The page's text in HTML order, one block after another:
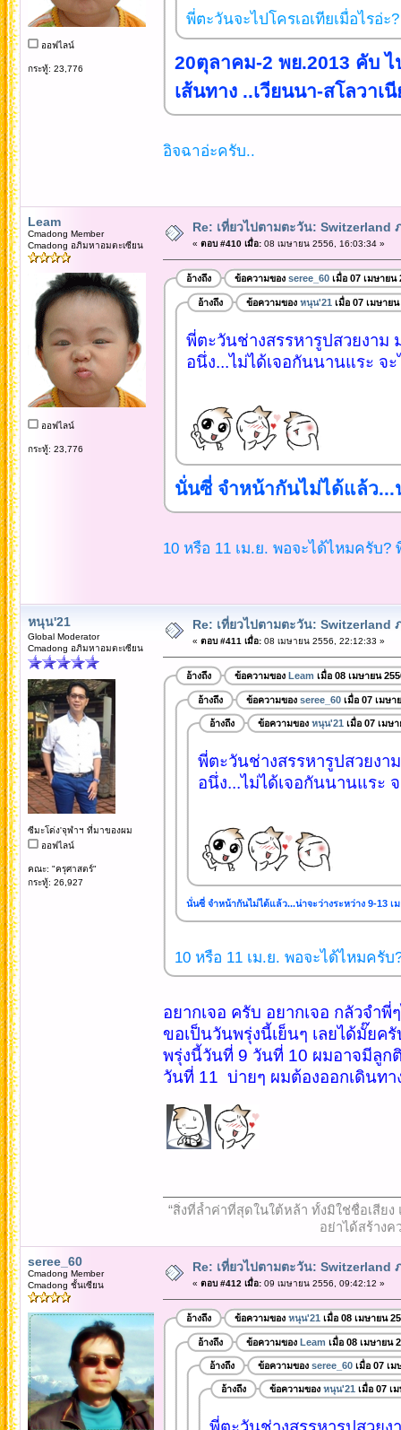
ออฟไลน์
กระทู้: 23,776
พี่ตะวันจะไปโครเอเทียเมื่อไรอ่ะ?
20ตุลาคม-2 พย.2013 คับ
เส้นทาง ..เวียนนา-สโลวาเ
อิจฉาอ่ะครับ..
Leam
Cmadong Member
Cmadong อภิมหาอมตะเซียน
ออฟไลน์
กระทู้: 23,776
Re: เที่ยวไปตามตะวัน: Switzerland
« ตอบ #410 เมื่อ:08 เมษายน 2556, 16:03:34 »
อ้างถึง ข้อความของ seree_60เมื่อ 07 เมษายน
อ้างถึง ข้อความของ หนุน'21 เมื่อ 07 เมษาย
พี่ตะวันช่างสรรหารูปสวยงาม
อนึ่ง...ไม่ได้เจอกันนานแระ จ
นั่นซี่ จำหน้ากันไม่ได้แล้ว...
10 หรือ 11 เม.ย. พอจะได้ไหมครับ?
หนุน'21
Global Moderator
Cmadong อภิมหาอมตะเซียน
ซีมะโด่ง'จุฬาฯ ที่มาของผม
ออฟไลน์
คณะ: "ครุศาสตร์"
กระทู้: 26,927
Re: เที่ยวไปตามตะวัน: Switzerland
« ตอบ #411 เมื่อ:08 เมษายน 2556, 22:12:33 »
อ้างถึง ข้อความของ Leam เมื่อ 08 เมษายน
อ้างถึง ข้อความของ seree_60เมื่อ 07 เมษา
อ้างถึง ข้อความของ หนุน'21 เมื่อ 07 เมษ
พี่ตะวันช่างสรรหารูปสวยงา
อนึ่ง...ไม่ได้เจอกันนานแระ
นั่นซี่ จำหน้ากันไม่ได้แล้ว...น่าจะว่างระหว่าง 9-13 เ
10 หรือ 11 เม.ย. พอจะได้ไหมครับ
อยากเจอ ครับ อยากเจอ กลัวจำพี่
ขอเป็นวันพรุ่งนี้เย็นๆ เลยได้มั๊ยครั
พรุ่งนี้วันที่ 9 วันที่ 10 ผมอาจมีลูก
วันที่ 11 บ่ายๆ ผมต้องออกเดินทา
“สิ่งที่ล้ำค่าที่สุดในใต้หล้า ทั้งมิใช่ชื่อเสีย
อย่าได้สร้างค
seree_60
Cmadong Member
Cmadong ชั้นเซียน
Re: เที่ยวไปตามตะวัน: Switzerland
« ตอบ #412 เมื่อ:09 เมษายน 2556, 09:42:12 »
อ้างถึง ข้อความของ หนุน'21 เมื่อ 08 เมษายน
อ้างถึง ข้อความของ Leam เมื่อ 08 เมษายน
อ้างถึง ข้อความของ seree_60เมื่อ 07 เม
อ้างถึง ข้อความของ หนุน'21 เมื่อ 07 เ